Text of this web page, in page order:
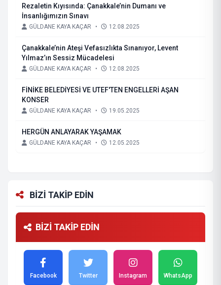
Rezaletin Kıyısında: Çanakkale’nin Dumanı ve
İnsanlığımızın Sınavı
GÜLDANE KAYA KAÇAR • 12.08.2025
Çanakkale’nin Ateşi Vefasızlıkta Sınanıyor, Levent
Yılmaz’ın Sessiz Mücadelesi
GÜLDANE KAYA KAÇAR • 12.08.2025
FİNİKE BELEDİYESİ VE UTEF'TEN ENGELLERİ AŞAN
KONSER
GÜLDANE KAYA KAÇAR • 19.05.2025
HERGÜN ANLAYARAK YAŞAMAK
GÜLDANE KAYA KAÇAR • 12.05.2025
BİZİ TAKİP EDİN
BİZİ TAKİP EDİN
Facebook Twitter Instagram WhatsApp